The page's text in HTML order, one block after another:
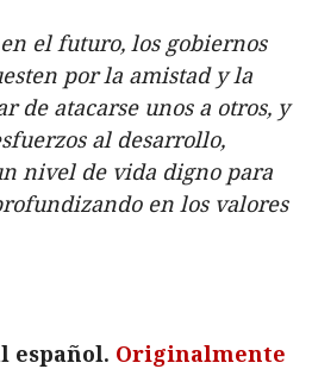
el futuro, los gobiernos
por la amistad y la
de atacarse unos a otros, y
al desarrollo,
nivel de vida digno para
en los valores
español. Originalmente